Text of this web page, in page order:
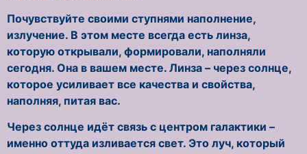
Почувствуйте своими ступнями наполнение,
излучение. В этом месте всегда есть линза,
которую открывали, формировали, наполняли
сегодня. Она в вашем месте. Линза – через солнце,
которое усиливает все качества и свойства,
наполняя, питая вас.
Через солнце идёт связь с центром галактики –
именно оттуда изливается свет. Это луч, который